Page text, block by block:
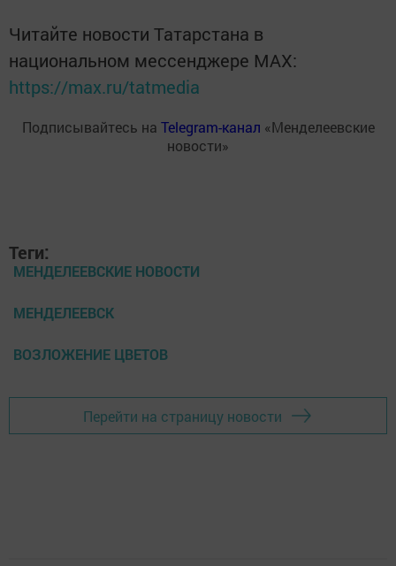
Читайте новости Татарстана в
национальном мессенджере MАХ:
https://max.ru/tatmedia
Подписывайтесь на Telegram-канал «Менделеевские
новости»
Теги:
МЕНДЕЛЕЕВСКИЕ НОВОСТИ
МЕНДЕЛЕЕВСК
ВОЗЛОЖЕНИЕ ЦВЕТОВ
Перейти на страницу новости